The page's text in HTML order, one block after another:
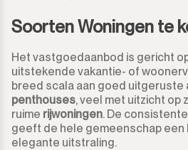
Soorten Woningen te
Het vastgoedaanbod is gericht
uitstekende vakantie- of
breed scala aan goed uitgeruste
penthouses, veel met uitzicht op
ruime rijwoningen. De
geeft de hele gemeenschap een
elegante uitstraling.